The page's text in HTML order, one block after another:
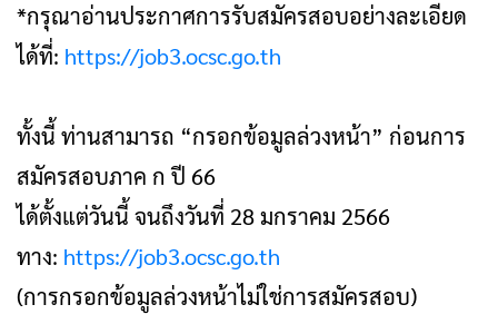
*กรุณาอ่านประกาศการรับสมัครสอบอย่างละเอียด
ได้ที่: https://job3.ocsc.go.th
ทั้งนี้ ท่านสามารถ “กรอกข้อมูลล่วงหน้า” ก่อนการ
สมัครสอบภาค ก ปี 66
ได้ตั้งแต่วันนี้ จนถึงวันที่ 28 มกราคม 2566
ทาง: https://job3.ocsc.go.th
(การกรอกข้อมูลล่วงหน้าไม่ใช่การสมัครสอบ)